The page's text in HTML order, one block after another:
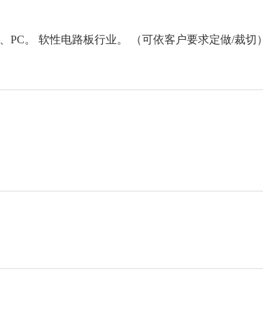
PC。 软性电路板行业。 （可依客户要求定做/裁切）